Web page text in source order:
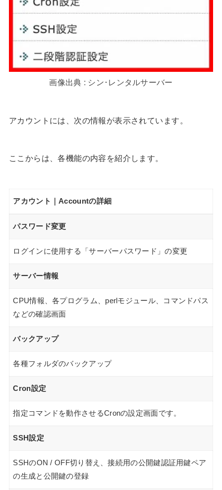
画像出典 : シン･レンタルサーバー
アカウントには、次の情報が表示されています。
ここからは、各機能の内容を紹介します。
アカウント｜Accountの詳細
パスワード変更
ログインに使用する「サーバーパスワード」の変更
サーバー情報
CPU情報、各プログラム、perlモジュール、コマンドパス
などの確認画面
バックアップ
各種フォルダのバックアップ
Cron設定
指定コマンドを動作させるCronの設定画面です。
SSH設定
SSHのON / OFF切り替え、接続用の公開鍵認証用鍵ペア
の生成と公開鍵の登録